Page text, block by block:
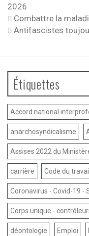
2026
Combattre la
Antifascistes
Étiquettes
Accord national
anarchosyndicalisme
Assises 2022 du
carrière Code du travail
Coronavirus - Covid-19 -
Corps unique -
déontologie Emploi